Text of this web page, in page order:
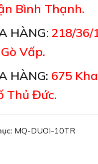
Bình Thạnh.
HÀNG: 218/36/
Vấp.
HÀNG: 675
Thủ Đức.
MQ-DUOI-10TR